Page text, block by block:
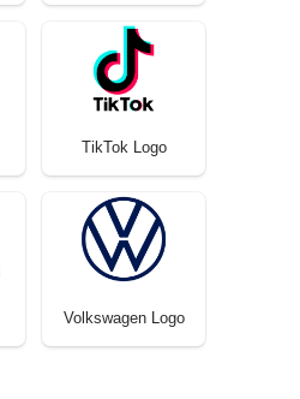
TikTok Logo
Volkswagen Logo